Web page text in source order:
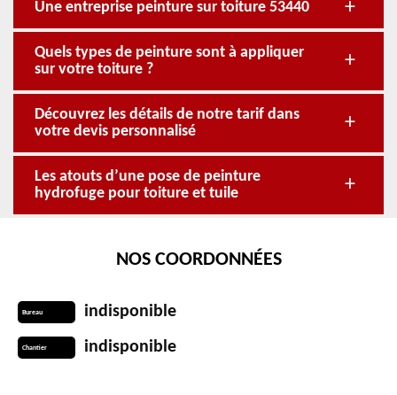
Une entreprise peinture sur toiture 53440
Quels types de peinture sont à appliquer
sur votre toiture ?
Découvrez les détails de notre tarif dans
votre devis personnalisé
Les atouts d’une pose de peinture
hydrofuge pour toiture et tuile
NOS COORDONNÉES
Bureau indisponible
Chantier indisponible